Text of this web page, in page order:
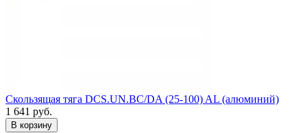
Скользящая тяга DCS.UN.BC/DA (25-100) AL (алюминий)
1 641 руб.